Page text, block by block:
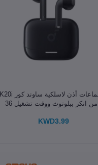
الإضافة إلى سلة التسوق
سماعات أذن لاسلكية ساوند كور K20i
من انكر ببلوتوث ووقت تشغيل 36
KWD3.99